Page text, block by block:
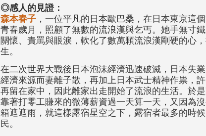
◎感人的見證：
森本春子，一位平凡的日本歐巴桑，在日本東京這
青春歲月，照顧了無數的流浪漢與乞丐。她手無寸
關懷、責罵與眼淚，軟化了數萬顆流浪漢剛硬的心
生。
在二次世界大戰後日本泡沫經濟迅速破滅，日本失
經濟來源而妻離子散，再加上日本武士精神作祟，
再留在家中，因此離家出走開始了流浪的生活。於
靠著打零工賺來的微薄薪資過一天算一天，又因為
箱遮遮雨，就這樣露宿星空之下，露宿者最多的時
民。